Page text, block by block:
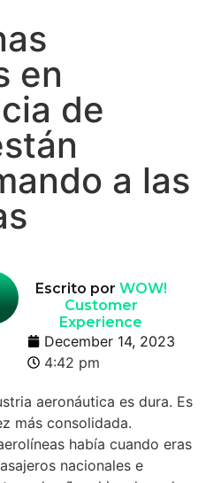
en
de
a las
Escrito por WOW!
Customer
Experience
December 14, 2023
4:42 pm
aeronáutica es dura. Es
más consolidada.
había cuando eras
nacionales e